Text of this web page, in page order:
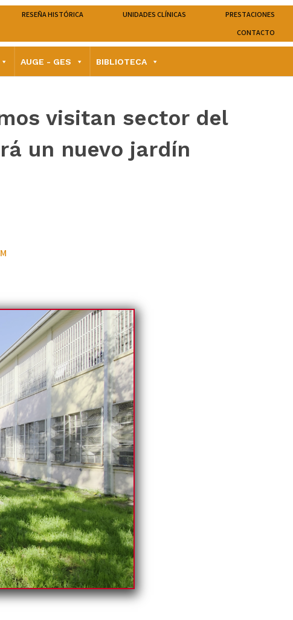
RESEÑA HISTÓRICA UNIDADES CLÍNICAS
PRESTACIONES
CONTACTO
AUGE - GES BIBLIOTECA
visitan sector del
un nuevo jardín